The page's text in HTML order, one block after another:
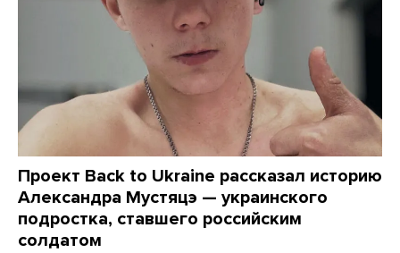
Проект Back to Ukraine рассказал историю
Александра Мустяцэ — украинского
подростка, ставшего российским
солдатом